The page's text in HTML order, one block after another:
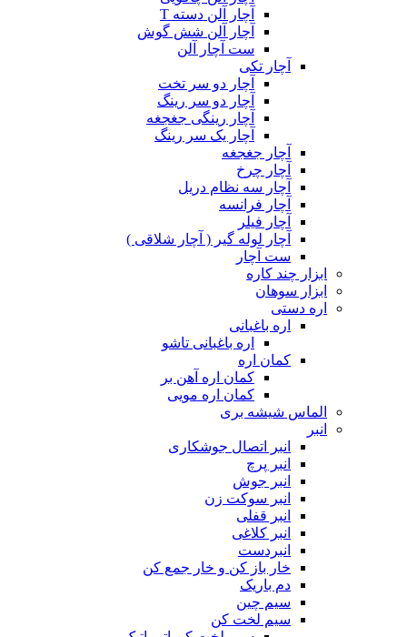
آچار آلن دسته T
آچار آلن شش گوش
ست آچار آلن
آچار تکی
آچار دو سر تخت
آچار دو سر رینگ
آچار رینگی جغجغه
آچار یک سر رینگ
آچار جغجغه
آچار چرخ
آچار سه نظام دریل
آچار فرانسه
آچار فیلر
آچار لوله گیر ( آچار شلاقی )
ست آچار
ابزار چند کاره
ابزار سوهان
اره دستی
اره باغبانی
اره باغبانی تاشو
کمان اره
کمان اره آهن بر
کمان اره مویی
الماس شیشه بری
انبر
انبر اتصال جوشکاری
انبر پرچ
انبر جوش
انبر سوکت زن
انبر قفلی
انبر کلاغی
انبردست
خار باز کن و خار جمع کن
دم باریک
سیم چین
سیم لخت کن